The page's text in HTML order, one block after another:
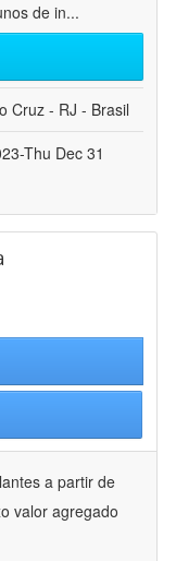
de in...
Cruz - RJ - Brasil
Thu Dec 31
a partir de
valor agregado